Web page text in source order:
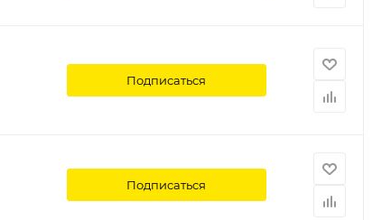
Подписаться
Подписаться